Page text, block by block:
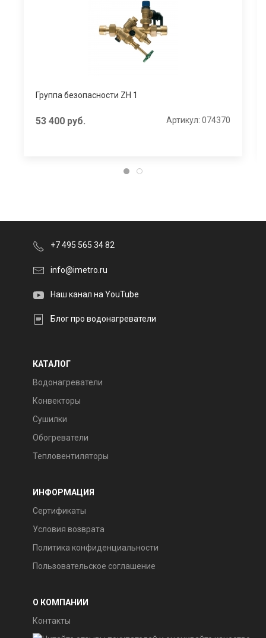
Группа безопасности ZH 1
53 400 руб. Артикул: 074370
+7 495 565 34 82
info@imetro.ru
Наш канал на YouTube
Блог про водонагреватели
КАТАЛОГ
Водонагреватели
Конвекторы
Сушилки
Обогреватели
Тепловентиляторы
ИНФОРМАЦИЯ
Сертификаты
Условия возврата
Политика конфиденциальности
Пользовательское соглашение
О КОМПАНИИ
Контакты